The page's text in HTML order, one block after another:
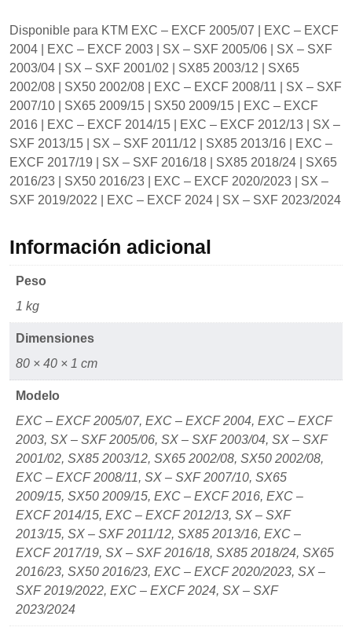
Disponible para KTM EXC – EXCF 2005/07 | EXC – EXCF
2004 | EXC – EXCF 2003 | SX – SXF 2005/06 | SX – SXF
2003/04 | SX – SXF 2001/02 | SX85 2003/12 | SX65
2002/08 | SX50 2002/08 | EXC – EXCF 2008/11 | SX – SXF
2007/10 | SX65 2009/15 | SX50 2009/15 | EXC – EXCF
2016 | EXC – EXCF 2014/15 | EXC – EXCF 2012/13 | SX –
SXF 2013/15 | SX – SXF 2011/12 | SX85 2013/16 | EXC –
EXCF 2017/19 | SX – SXF 2016/18 | SX85 2018/24 | SX65
2016/23 | SX50 2016/23 | EXC – EXCF 2020/2023 | SX –
SXF 2019/2022 | EXC – EXCF 2024 | SX – SXF 2023/2024
Información adicional
Peso
1 kg
Dimensiones
80 × 40 × 1 cm
Modelo
EXC – EXCF 2005/07, EXC – EXCF 2004, EXC – EXCF
2003, SX – SXF 2005/06, SX – SXF 2003/04, SX – SXF
2001/02, SX85 2003/12, SX65 2002/08, SX50 2002/08,
EXC – EXCF 2008/11, SX – SXF 2007/10, SX65
2009/15, SX50 2009/15, EXC – EXCF 2016, EXC –
EXCF 2014/15, EXC – EXCF 2012/13, SX – SXF
2013/15, SX – SXF 2011/12, SX85 2013/16, EXC –
EXCF 2017/19, SX – SXF 2016/18, SX85 2018/24, SX65
2016/23, SX50 2016/23, EXC – EXCF 2020/2023, SX –
SXF 2019/2022, EXC – EXCF 2024, SX – SXF
2023/2024
durante tu
visita. Si
rechaza estas
cookies,
algunas
funcionalidades
desaparecerán
de la web.
Marketing
Al compartir tus
mientras visitas
nuestro sitio,
aumentas la
posibilidad de
ofertas
personalizados.